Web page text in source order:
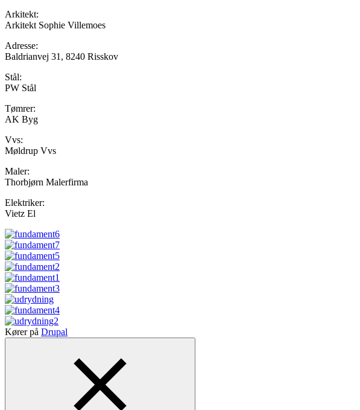
Arkitekt:
Arkitekt Sophie Villemoes
Adresse:
Baldrianvej 31, 8240 Risskov
Stål:
PW Stål
Tømrer:
AK Byg
Vvs:
Møldrup Vvs
Maler:
Thorbjørn Malerfirma
Elektriker:
Vietz El
Image
Image
Image
Image
Image
Image
Image
Image
Image
Kører på Drupal